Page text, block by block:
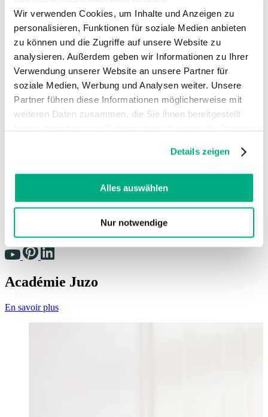
Wir verwenden Cookies, um Inhalte und Anzeigen zu
personalisieren, Funktionen für soziale Medien anbieten
zu können und die Zugriffe auf unsere Website zu
analysieren. Außerdem geben wir Informationen zu Ihrer
Verwendung unserer Website an unsere Partner für
soziale Medien, Werbung und Analysen weiter. Unsere
Partner führen diese Informationen möglicherweise mit
weiteren Daten zusammen, die Sie ihnen bereitgestellt
Cookies, wenn Sie unsere Webseite weiterhin nutzen.
Weitere Informationen finden Sie in
DatenschutzerklärungundImpressum
Details zeigen
Alles auswählen
Nur notwendige
FR| France
Deutsch
Dansk
English (UK)
Español
Français
Français (Belgique)
Italiano
Português (Brasil)
English (Int.)
Réseaux sociaux
Académie Juzo
En savoir plus